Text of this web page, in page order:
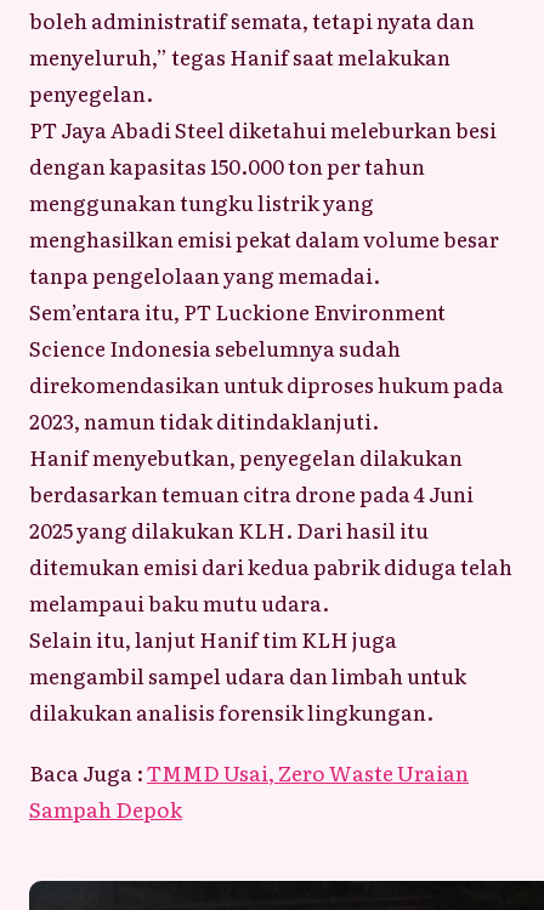
boleh administratif semata, tetapi nyata dan
menyeluruh,” tegas Hanif saat melakukan
penyegelan.
PT Jaya Abadi Steel diketahui meleburkan besi
dengan kapasitas 150.000 ton per tahun
menggunakan tungku listrik yang
menghasilkan emisi pekat dalam volume besar
tanpa pengelolaan yang memadai.
Sem’entara itu, PT Luckione Environment
Science Indonesia sebelumnya sudah
direkomendasikan untuk diproses hukum pada
2023, namun tidak ditindaklanjuti.
Hanif menyebutkan, penyegelan dilakukan
berdasarkan temuan citra drone pada 4 Juni
2025 yang dilakukan KLH. Dari hasil itu
ditemukan emisi dari kedua pabrik diduga telah
melampaui baku mutu udara.
Selain itu, lanjut Hanif tim KLH juga
mengambil sampel udara dan limbah untuk
dilakukan analisis forensik lingkungan.
Baca Juga :TMMD Usai, Zero Waste Uraian
Sampah Depok